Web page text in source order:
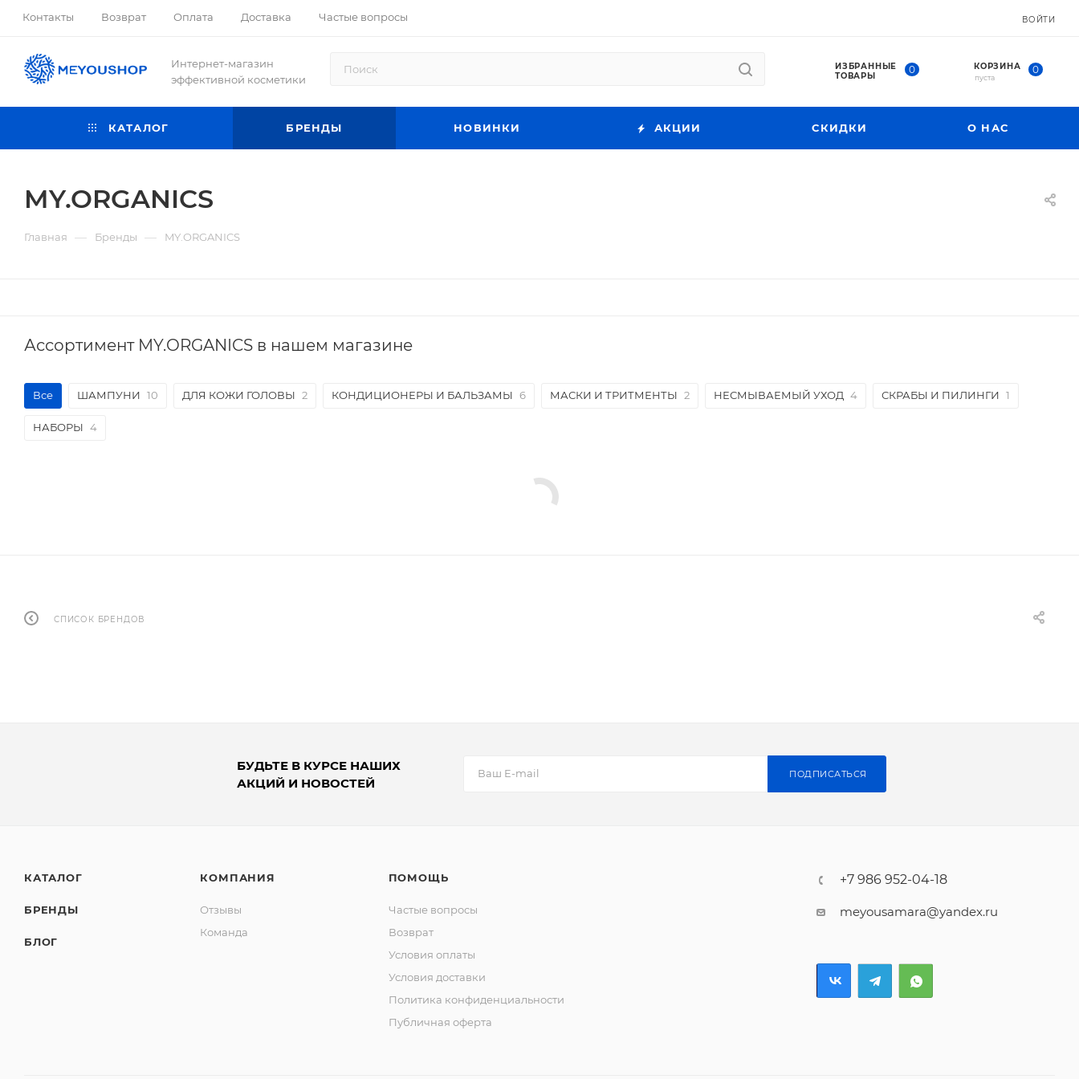
Контакты Возврат Оплата Доставка Частые вопросы ВОЙТИ
Интернет-магазин
эффективной косметики
ИЗБРАННЫЕ
ТОВАРЫ
0 КОРЗИНА 0
пуста
КАТАЛОГ БРЕНДЫ НОВИНКИ АКЦИИ СКИДКИ О НАС
MY.ORGANICS
Главная — Бренды — MY.ORGANICS
Ассортимент MY.ORGANICS в нашем магазине
Все ШАМПУНИ 10 ДЛЯ КОЖИ ГОЛОВЫ 2 КОНДИЦИОНЕРЫ И БАЛЬЗАМЫ 6 МАСКИ И ТРИТМЕНТЫ 2 НЕСМЫВАЕМЫЙ УХОД 4 СКРАБЫ И ПИЛИНГИ 1
НАБОРЫ 4
СПИСОК БРЕНДОВ
БУДЬТЕ В КУРСЕ НАШИХ
АКЦИЙ И НОВОСТЕЙ
ПОДПИСАТЬСЯ
КАТАЛОГ
БРЕНДЫ
БЛОГ
КОМПАНИЯ
Отзывы
Команда
ПОМОЩЬ
Частые вопросы
Возврат
Условия оплаты
Условия доставки
Политика конфиденциальности
Публичная оферта
+7 986 952-04-18
meyousamara@yandex.ru